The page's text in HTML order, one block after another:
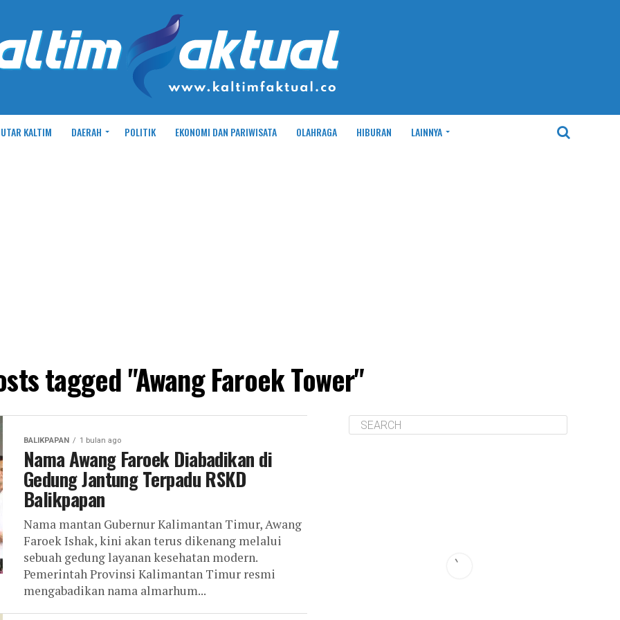
KALTIM DAERAH POLITIK EKONOMI DAN PARIWISATA OLAHRAGA HIBURAN LAINNYA
tagged "Awang Faroek Tower"
BALIKPAPAN 1 bulan ago
Nama Awang Faroek Diabadikan di
Gedung Jantung Terpadu RSKD
Balikpapan
Nama mantan Gubernur Kalimantan Timur, Awang
Faroek Ishak, kini akan terus dikenang melalui
sebuah gedung layanan kesehatan modern.
Pemerintah Provinsi Kalimantan Timur resmi
mengabadikan nama almarhum...